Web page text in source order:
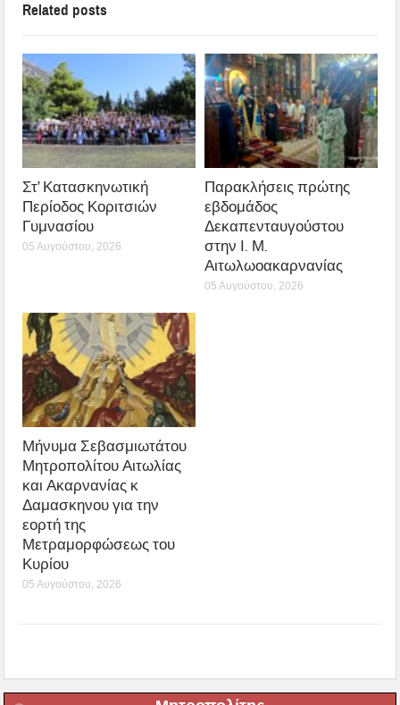
Related posts
Στ’ Κατασκηνωτική
Περίοδος Κοριτσιών
Γυμνασίου
05 Αυγούστου, 2026
Παρακλήσεις πρώτης
εβδομάδος
Δεκαπενταυγούστου
στην Ι. Μ.
Αιτωλωοακαρνανίας
05 Αυγούστου, 2026
Μήνυμα Σεβασμιωτάτου
Μητροπολίτου Αιτωλίας
και Ακαρνανίας κ
Δαμασκηνου για την
εορτή της
Μετραμορφώσεως του
Κυρίου
05 Αυγούστου, 2026